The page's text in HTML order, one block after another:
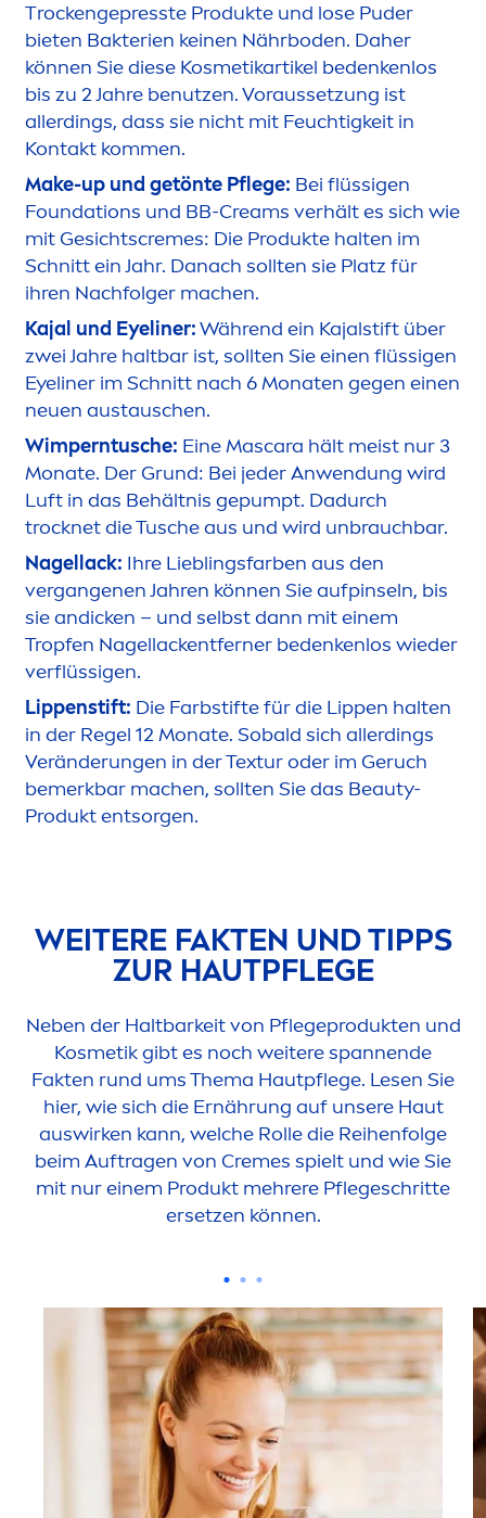
Trockengepresste Produkte und lose Puder
bieten Bakterien keinen Nährboden. Daher
können Sie diese Kosmetikartikel bedenkenlos
bis zu 2 Jahre benutzen. Voraussetzung ist
allerdings, dass sie nicht mit Feuchtigkeit in
Kontakt kommen.
Make-up und getönte Pflege: Bei flüssigen
Foundations und BB-Creams verhält es sich wie
mit Gesichtscremes: Die Produkte halten im
Schnitt ein Jahr. Danach sollten sie Platz für
ihren Nachfolger machen.
Kajal und Eyeliner:Während ein Kajalstift über
zwei Jahre haltbar ist, sollten Sie einen flüssigen
Eyeliner im Schnitt nach 6 Monaten gegen einen
neuen austauschen.
Wimperntusche: Eine Mascara hält meist nur 3
Monate. Der Grund: Bei jeder Anwendung wird
Luft in das Behältnis gepumpt. Dadurch
trocknet die Tusche aus und wird unbrauchbar.
Nagellack: Ihre Lieblingsfarben aus den
vergangenen Jahren können Sie aufpinseln, bis
sie andicken – und selbst dann mit einem
Tropfen Nagellackentferner bedenkenlos wieder
verflüssigen.
Lippenstift: Die Farbstifte für die Lippen halten
in der Regel 12 Monate. Sobald sich allerdings
Veränderungen in der Textur oder im Geruch
bemerkbar machen, sollten Sie das Beauty-
Produkt entsorgen.
WEITERE FAKTEN UND TIPPS
ZUR HAUTPFLEGE
Neben der Haltbarkeit von Pflegeprodukten und
Kosmetik gibt es noch weitere spannende
Fakten rund ums Thema Hautpflege. Lesen Sie
hier, wie sich die Ernährung auf unsere Haut
auswirken kann, welche Rolle die Reihenfolge
beim Auftragen von Cremes spielt und wie Sie
mit nur einem Produkt mehrere Pflegeschritte
ersetzen können.